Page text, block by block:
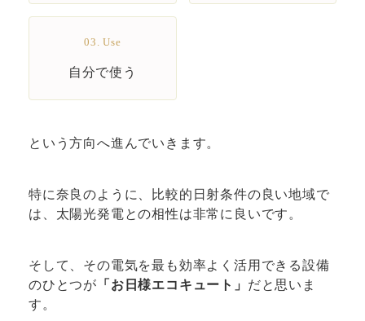
03. Use
自分で使う
という方向へ進んでいきます。
特に奈良のように、比較的日射条件の良い地域で
は、太陽光発電との相性は非常に良いです。
そして、その電気を最も効率よく活用できる設備
のひとつが 「お日様エコキュート」 だと思いま
す。